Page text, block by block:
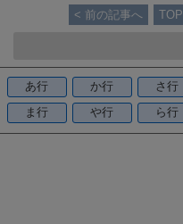
e
o
o
k
< 前の記事へ TOP
あ行 か行 さ行
ま行
や行 ら行